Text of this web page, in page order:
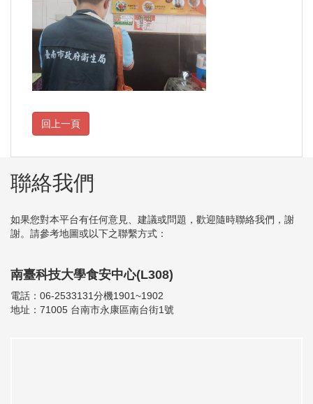
聯絡我們
如果您對本平台有任何意見、建議或問題，歡迎隨時聯絡我們，謝
謝。請參考地圖或以下之聯繫方式：
南臺科技大學食安中心(L308)
電話：06-2533131分機1901~1902
地址：71005 台南市永康區南台街1號